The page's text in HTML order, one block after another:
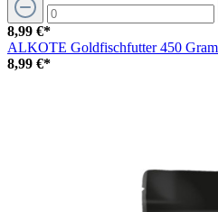
8,99 €*
ALKOTE Goldfischfutter 450
8,99 €*